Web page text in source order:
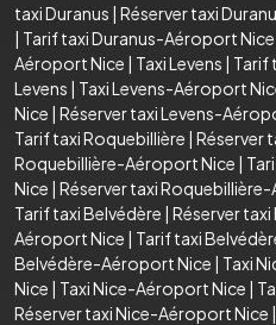
taxi Duranus | Réserver taxi
| Tarif taxi Duranus-Aéroport Nice
Aéroport Nice | Taxi Levens | Tarif
Levens | Taxi Levens-Aéroport
Nice | Réserver taxi Levens-
Tarif taxi Roquebillière | Réserver
Roquebillière-Aéroport Nice |
Nice | Réserver taxi
Tarif taxi Belvédère | Réserver
Aéroport Nice | Tarif taxi
Belvédère-Aéroport Nice | Taxi
Nice | Taxi Nice-Aéroport Nice |
Réserver taxi Nice-Aéroport Nice |